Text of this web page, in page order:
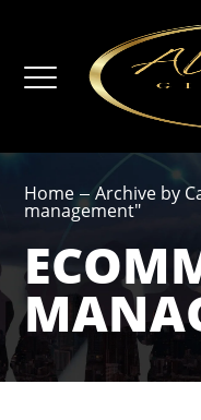
Home Archive by
management"